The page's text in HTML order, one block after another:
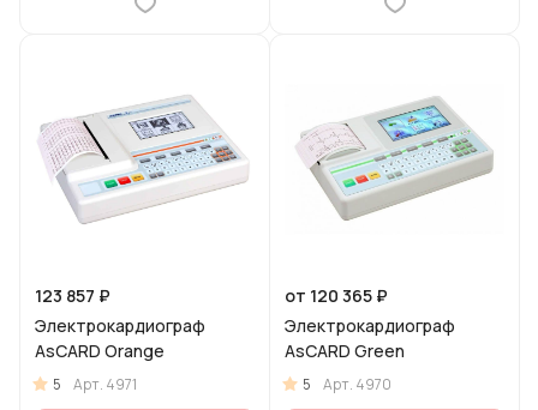
123 857 ₽
Электрокардиограф
AsCARD Orange
5 Арт. 4971
от 120 365 ₽
Электрокардиограф
AsCARD Green
5 Арт. 4970